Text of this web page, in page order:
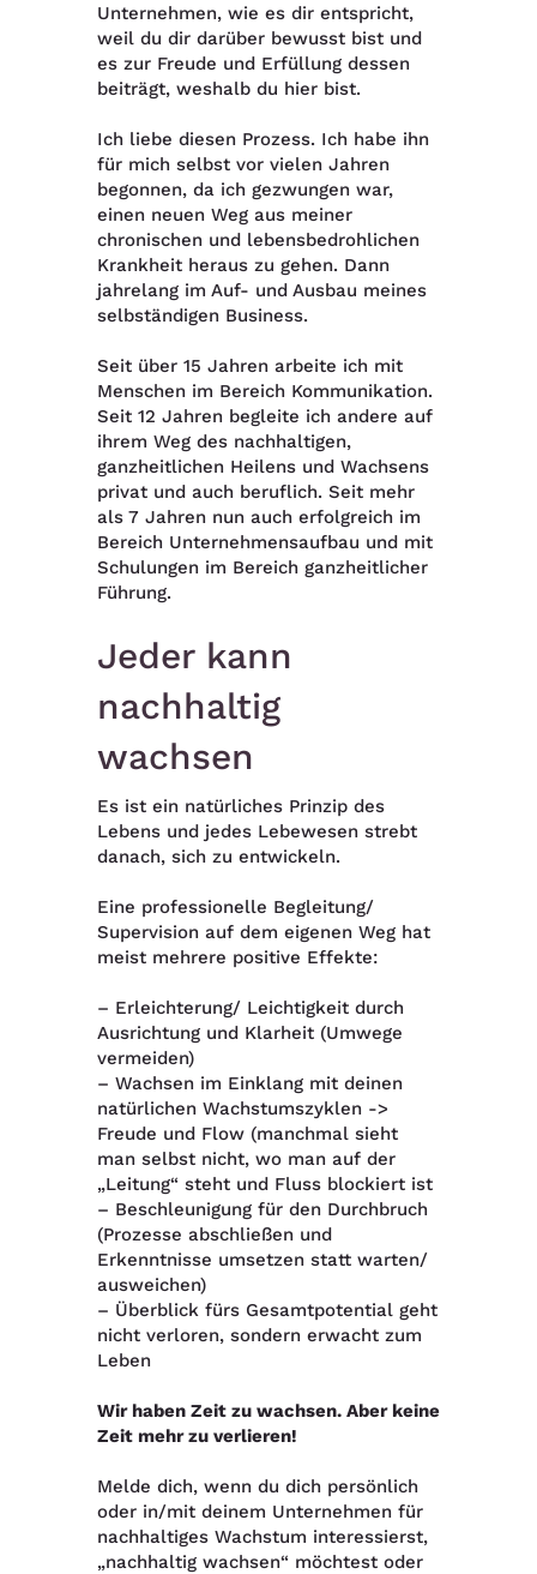
Unternehmen, wie es dir entspricht,
weil du dir darüber bewusst bist und
es zur Freude und Erfüllung dessen
beiträgt, weshalb du hier bist.
Ich liebe diesen Prozess. Ich habe ihn
für mich selbst vor vielen Jahren
begonnen, da ich gezwungen war,
einen neuen Weg aus meiner
chronischen und lebensbedrohlichen
Krankheit heraus zu gehen. Dann
jahrelang im Auf- und Ausbau meines
selbständigen Business.
Seit über 15 Jahren arbeite ich mit
Menschen im Bereich Kommunikation.
Seit 12 Jahren begleite ich andere auf
ihrem Weg des nachhaltigen,
ganzheitlichen Heilens und Wachsens
privat und auch beruflich. Seit mehr
als 7 Jahren nun auch erfolgreich im
Bereich Unternehmensaufbau und mit
Schulungen im Bereich ganzheitlicher
Führung.
Jeder kann
nachhaltig
wachsen
Es ist ein natürliches Prinzip des
Lebens und jedes Lebewesen strebt
danach, sich zu entwickeln.
Eine professionelle Begleitung/
Supervision auf dem eigenen Weg hat
meist mehrere positive Effekte:
– Erleichterung/ Leichtigkeit durch
Ausrichtung und Klarheit (Umwege
vermeiden)
– Wachsen im Einklang mit deinen
natürlichen Wachstumszyklen ->
Freude und Flow (manchmal sieht
man selbst nicht, wo man auf der
„Leitung“ steht und Fluss blockiert ist
– Beschleunigung für den Durchbruch
(Prozesse abschließen und
Erkenntnisse umsetzen statt warten/
ausweichen)
– Überblick fürs Gesamtpotential geht
nicht verloren, sondern erwacht zum
Leben
Wir haben Zeit zu wachsen. Aber keine
Zeit mehr zu verlieren!
Melde dich, wenn du dich persönlich
oder in/mit deinem Unternehmen für
nachhaltiges Wachstum interessierst,
„nachhaltig wachsen“ möchtest oder